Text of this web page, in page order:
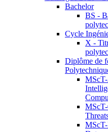
Bachelor
BS -
Cycle
X -
Diplôme de